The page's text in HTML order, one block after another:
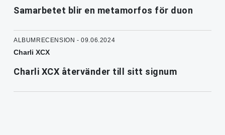
Samarbetet blir en metamorfos för duon
ALBUMRECENSION - 09.06.2024
Charli XCX
Charli XCX återvänder till sitt signum